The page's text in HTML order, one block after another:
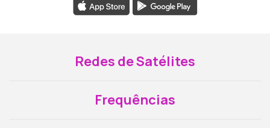
Redes de Satélites
Frequências